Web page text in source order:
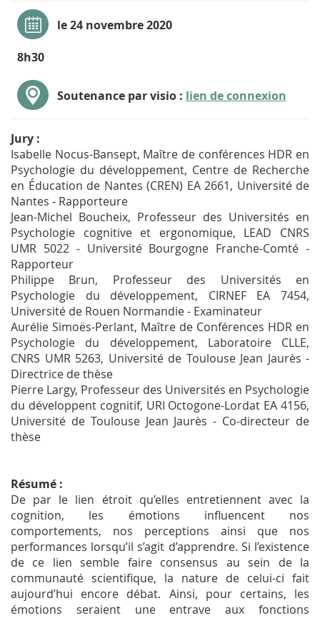
le 24 novembre 2020
8h30
Soutenance par visio : lien de connexion
Jury :
Isabelle Nocus-Bansept, Maître de conférences HDR en
Psychologie du développement, Centre de Recherche
en Éducation de Nantes (CREN) EA 2661, Université de
Nantes - Rapporteure
Jean-Michel Boucheix, Professeur des Universités en
Psychologie cognitive et ergonomique, LEAD CNRS
UMR 5022 - Université Bourgogne Franche-Comté -
Rapporteur
Philippe Brun, Professeur des Universités en
Psychologie du développement, CIRNEF EA 7454,
Université de Rouen Normandie - Examinateur
Aurélie Simoës-Perlant, Maître de Conférences HDR en
Psychologie du développement, Laboratoire CLLE,
CNRS UMR 5263, Université de Toulouse Jean Jaurès -
Directrice de thèse
Pierre Largy, Professeur des Universités en Psychologie
du développent cognitif, URI Octogone-Lordat EA 4156,
Université de Toulouse Jean Jaurès - Co-directeur de
thèse
Résumé :
De par le lien étroit qu’elles entretiennent avec la
cognition, les émotions influencent nos
comportements, nos perceptions ainsi que nos
performances lorsqu’il s’agit d’apprendre. Si l’existence
de ce lien semble faire consensus au sein de la
communauté scientifique, la nature de celui-ci fait
aujourd’hui encore débat. Ainsi, pour certains, les
émotions seraient une entrave aux fonctions